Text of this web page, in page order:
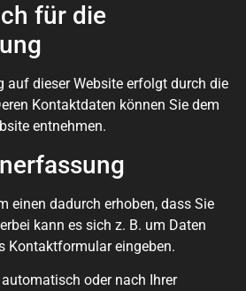
für die
auf dieser Website erfolgt durch die
Kontaktdaten können Sie dem
entnehmen.
einen dadurch erhoben, dass Sie
kann es sich z. B. um Daten
Kontaktformular eingeben.
oder nach Ihrer